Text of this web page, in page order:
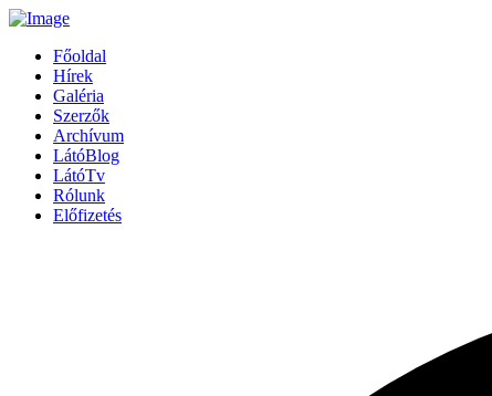
Főoldal
Hírek
Galéria
Szerzők
Archívum
LátóBlog
LátóTv
Rólunk
Előfizetés